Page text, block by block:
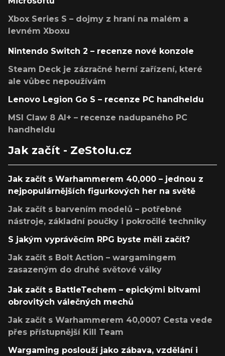
Xbox Series S – dojmy z hraní na malém a
levném Xboxu
Nintendo Switch 2 – recenze nové konzole
Steam Deck je zázračné herní zařízení, které
ale vůbec nepoužívám
Lenovo Legion Go S – recenze PC handheldu
MSI Claw 8 AI+ – recenze nadupaného PC
handheldu
Jak začít - ZeStolu.cz
Jak začít s Warhammerem 40,000 – jednou z
nejpopulárnějších figurkových her na světě
Jak začít s barvením modelů – potřebné
nástroje, základní poučky i pokročilé techniky
S jakým vyprávěcím RPG byste měli začít?
Jak začít s Bolt Action – wargamingem
zasazeným do druhé světové války
Jak začít s BattleTechem – epickými bitvami
obrovitých válečných mechů
Jak začít s Warhammerem 40,000? Cesta vede
přes přístupnější Kill Team
Wargaming poslouží jako zábava, vzdělání i